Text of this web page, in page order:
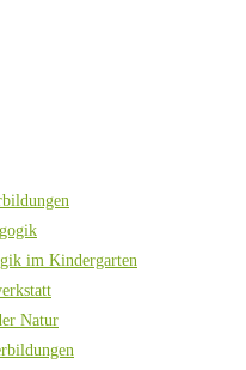
im Kindergarten
Natur